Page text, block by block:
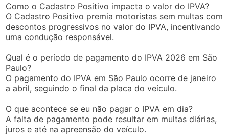
Como o Cadastro Positivo impacta o valor do IPVA?
O Cadastro Positivo premia motoristas sem multas com
descontos progressivos no valor do IPVA, incentivando
uma condução responsável.
Qual é o período de pagamento do IPVA 2026 em São
Paulo?
O pagamento do IPVA em São Paulo ocorre de janeiro
a abril, seguindo o final da placa do veículo.
O que acontece se eu não pagar o IPVA em dia?
A falta de pagamento pode resultar em multas diárias,
juros e até na apreensão do veículo.